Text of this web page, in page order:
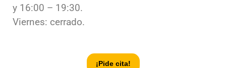
y 16:00 – 19:30.
Viernes: cerrado.
¡Pide cita!